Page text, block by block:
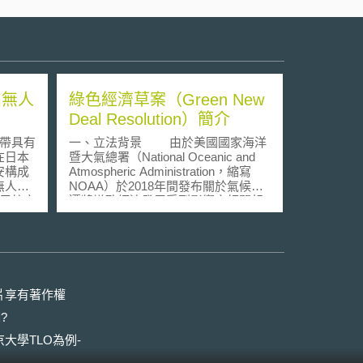
人
具有
日本
構成
人機
航空
案，
行
飛
的
集地
界，
綠色經濟草案（Green New
Deal Resolution）簡介
一、立法背景 由於美國國家海洋
暨大氣總署（National Oceanic and
Atmospheric Administration，縮寫
NOAA）於2018年間發布關於氣候變
遷將導致經濟發展受到影響之相關報
告，同時間，美國最高法院拒絕駁回
and the environment）呼籲各國盡快
針對環境變遷採取相關行動，美國國
享有著作權
大學TLO為例-